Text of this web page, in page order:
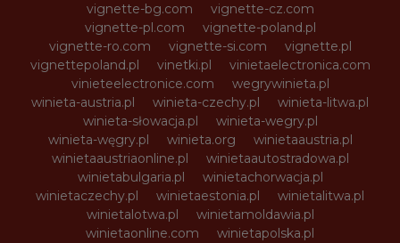
vignette-bg.com
vignette-cz.com
vignette-pl.com
vignette-poland.pl
vignette-ro.com
vignette-si.com
vignette.pl
vignettepoland.pl
vinetki.pl
vinietaelectronica.com
vinieteelectronice.com
wegrywinieta.pl
winieta-austria.pl
winieta-czechy.pl
winieta-litwa.pl
winieta-słowacja.pl
winieta-wegry.pl
winieta-węgry.pl
winieta.org
winietaaustria.pl
winietaaustriaonline.pl
winietaautostradowa.pl
winietabulgaria.pl
winietachorwacja.pl
winietaczechy.pl
winietaestonia.pl
winietalitwa.pl
winietalotwa.pl
winietamoldawia.pl
winietaonline.com
winietapolska.pl